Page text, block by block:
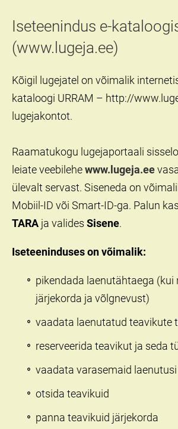
Iseteenindus e-
(www.lugeja.ee)
Kõigil lugejatel on võimalik
kataloogi URRAM – http://
lugejakontot.
Raamatukogu lugejaportaali s
leiate veebilehewww.lugeja.ee
ülevalt servast. Siseneda on
Mobiil-ID või Smart-ID-ga. Palun
TARA ja valides Sisene.
Iseteeninduses on võimalik:
pikendada laenutähtaega (kui
järjekorda ja võlgnevust)
vaadata laenutatud teavikute
reserveerida teavikut ja seda
vaadata varasemaid laenutusi
otsida teavikuid
panna teavikuid järjekorda